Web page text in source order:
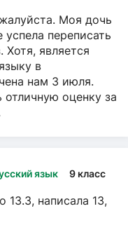
Моя дочь
переписать
Хотя, является
в
нам 3 июля.
оценку за
язык 9 класс
13.3, написала 13,